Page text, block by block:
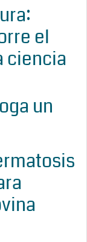
el
ciencia
un